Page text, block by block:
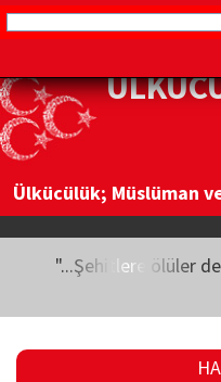
Ülkücülük; Müslüman
"...Şehitlere ölüler